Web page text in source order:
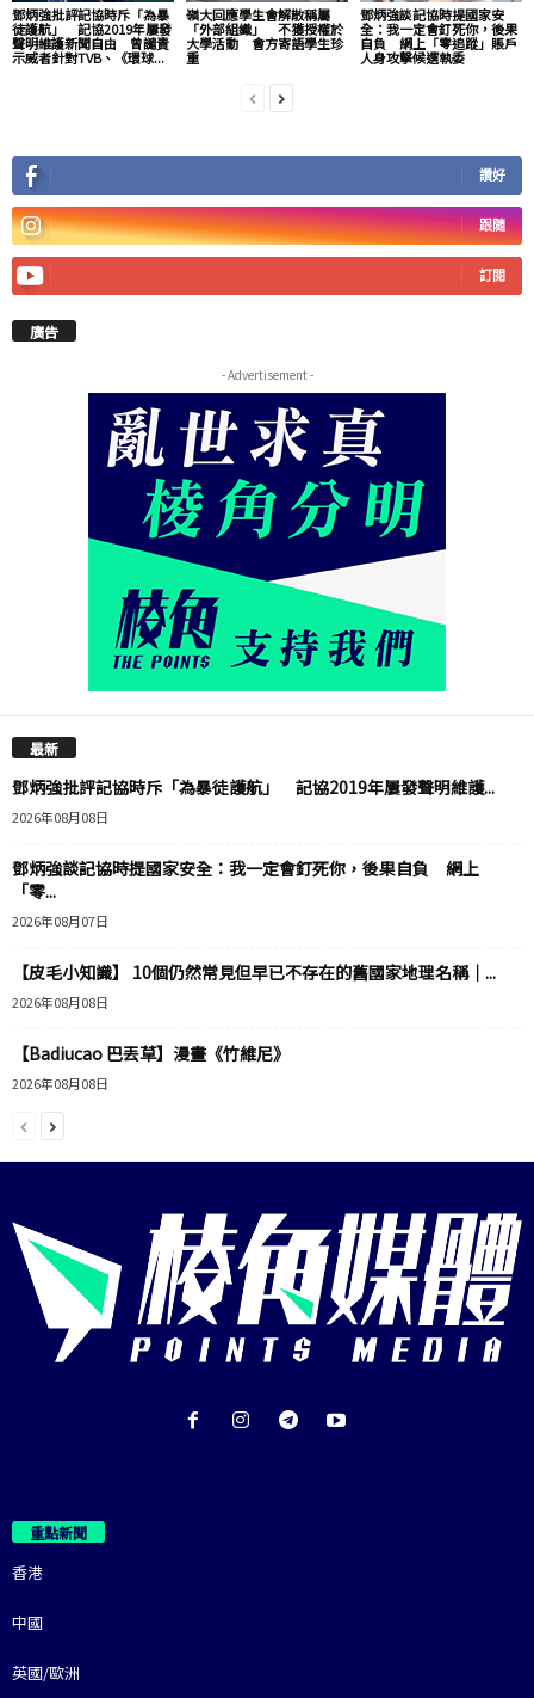
鄧炳強批評記協時斥「為暴
徒護航」 記協2019年屢發
聲明維護新聞自由 曾譴責
示威者針對TVB、《環球...
嶺大回應學生會解散稱屬
「外部組織」 不獲授權於
大學活動 會方寄語學生珍
重
鄧炳強談記協時提國家安
全：我一定會釘死你，後果
自負 網上「零追蹤」賬戶
人身攻擊候選執委
讚好
跟隨
訂閱
廣告
- Advertisement -
最新
鄧炳強批評記協時斥「為暴徒護航」 記協2019年屢發聲明維護...
2026年08月08日
鄧炳強談記協時提國家安全：我一定會釘死你，後果自負 網上
「零...
2026年08月07日
【皮毛小知識】 10個仍然常見但早已不存在的舊國家地理名稱｜...
2026年08月08日
【Badiucao 巴丟草】漫畫《竹維尼》
2026年08月08日
重點新聞
香港
中國
英國/歐洲